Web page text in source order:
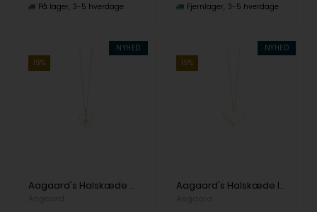
På lager 3-5 hverdage Fjernlager 3-5 hverdage
NYHED
19%
Aagaard's Halskæde Hearts in Love
NYHED
19%
Aagaard's Halskæde In Love